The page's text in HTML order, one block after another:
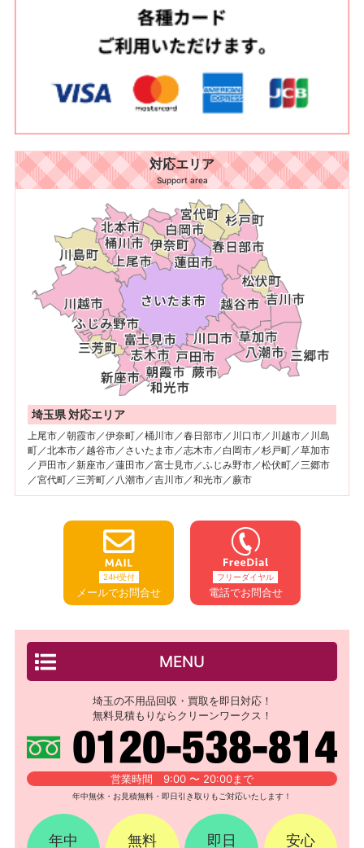
対応エリア
Support area
埼玉県 対応エリア
上尾市／朝霞市／伊奈町／桶川市／春日部市／川口市／川越市／川島
町／北本市／越谷市／さいたま市／志木市／白岡市／杉戸町／草加市
／戸田市／新座市／蓮田市／富士見市／ふじみ野市／松伏町／三郷市
／宮代町／三芳町／八潮市／吉川市／和光市／蕨市
24H受付
メールでお問合せ
フリーダイヤル
電話でお問合せ
MENU
埼玉の不用品回収・買取を即日対応！
無料見積もりならクリーンワークス！
営業時間 9:00 〜 20:00まで
年中無休・お見積無料・即日引き取りもご対応いたします！
年中 無料 即日 安心